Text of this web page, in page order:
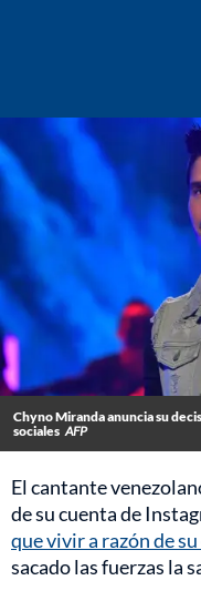
Chyno Miranda anuncia su
sociales AFP
El cantante
de su cuenta de
que vivir a razón de
sacado las fuerzas la